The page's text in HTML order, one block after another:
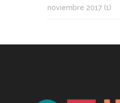
noviembre 2017 (1)